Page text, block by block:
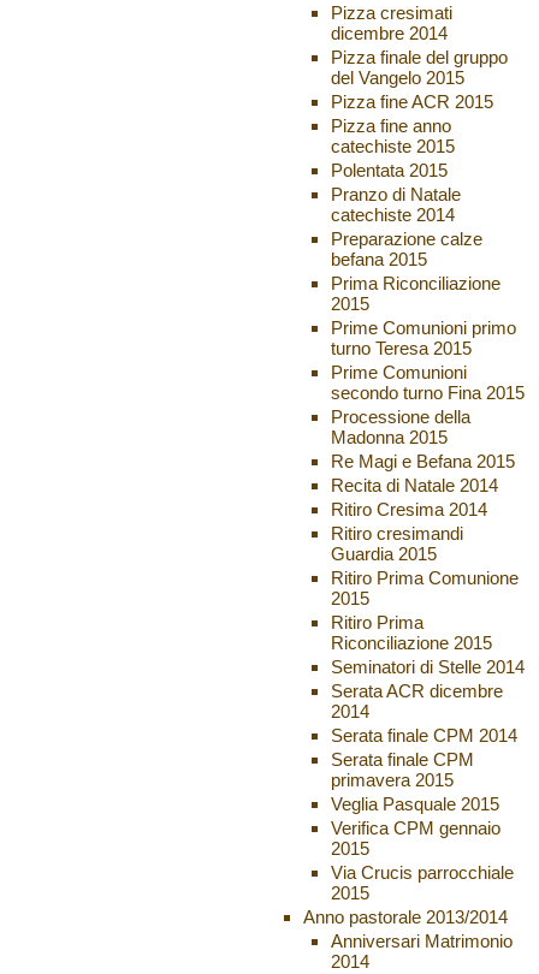
Pizza cresimati
dicembre 2014
Pizza finale del gruppo
del Vangelo 2015
Pizza fine ACR 2015
Pizza fine anno
catechiste 2015
Polentata 2015
Pranzo di Natale
catechiste 2014
Preparazione calze
befana 2015
Prima Riconciliazione
2015
Prime Comunioni primo
turno Teresa 2015
Prime Comunioni
secondo turno Fina 2015
Processione della
Madonna 2015
Re Magi e Befana 2015
Recita di Natale 2014
Ritiro Cresima 2014
Ritiro cresimandi
Guardia 2015
Ritiro Prima Comunione
2015
Ritiro Prima
Riconciliazione 2015
Seminatori di Stelle 2014
Serata ACR dicembre
2014
Serata finale CPM 2014
Serata finale CPM
primavera 2015
Veglia Pasquale 2015
Verifica CPM gennaio
2015
Via Crucis parrocchiale
2015
Anno pastorale 2013/2014
Anniversari Matrimonio
2014